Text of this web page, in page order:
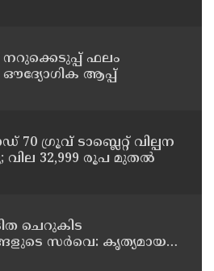
നറുക്കെടുപ്പ് ഫലം
ആപ്പ്
70 ഗ്രൂവ് ടാബ്ലെറ്റ് വില്പന
വില 32,999 രൂപ മുതൽ
ചെറുകിട
സർവെ: കൃത്യമായ